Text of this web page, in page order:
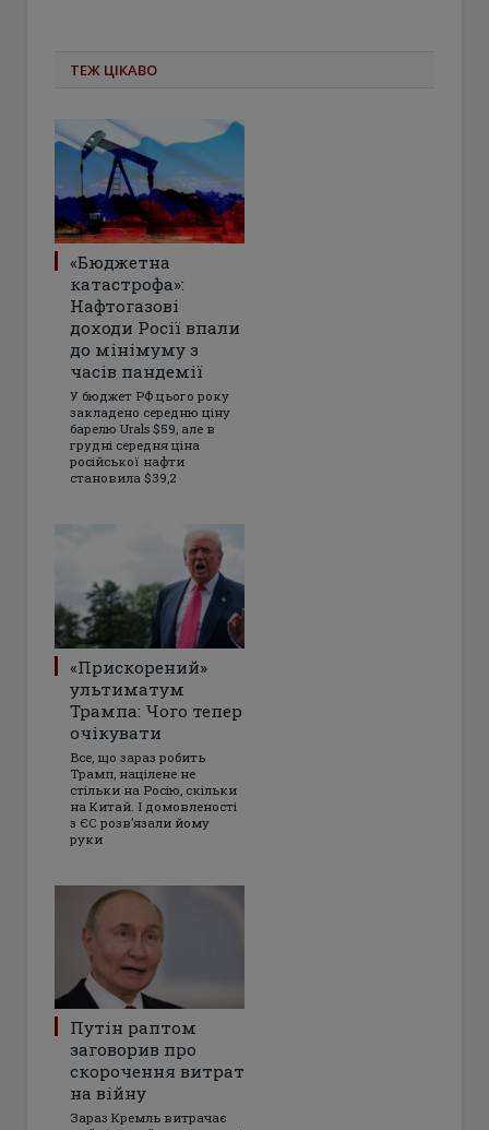
ТЕЖ ЦІКАВО
«Бюджетна
катастрофа»:
Нафтогазові
доходи Росії впали
до мінімуму з
часів пандемії
У бюджет РФ цього року
закладено середню ціну
барелю Urals $59, але в
грудні середня ціна
російської нафти
становила $39,2
«Прискорений»
ультиматум
Трампа: Чого тепер
очікувати
Все, що зараз робить
Трамп, націлене не
стільки на Росію, скільки
на Китай. І домовленості
з ЄС розвʼязали йому
руки
Путін раптом
заговорив про
скорочення витрат
на війну
Зараз Кремль витрачає